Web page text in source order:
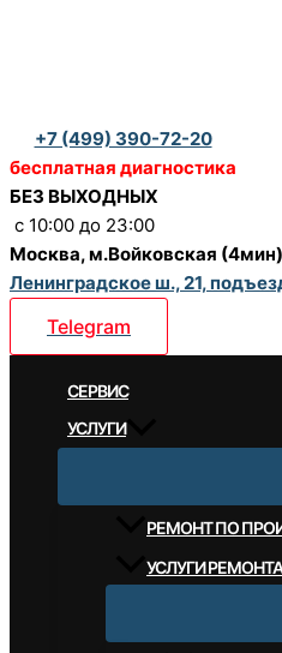
+7 (499) 390-72-20
бесплатная диагностика
БЕЗ ВЫХОДНЫХ
c 10:00 до 23:00
Москва, м.Войковская
Ленинградское ш., 21,
Telegram
CЕРВИС
УСЛУГИ
РЕМОНТ ПО
УСЛУГИ РЕМОНТА